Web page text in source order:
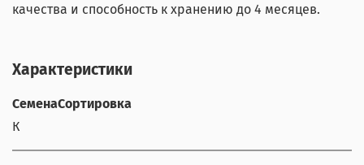
качества и способность к хранению до 4 месяцев.
Характеристики
СеменаСортировка
К